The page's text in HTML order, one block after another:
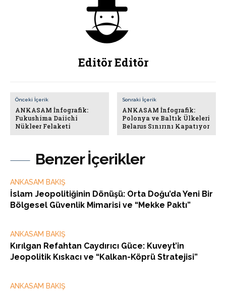
Benzer İçerikler
ANKASAM BAKIŞ
İslam Jeopolitiğinin Dönüşü: Orta Doğu’da Yeni Bir
Bölgesel Güvenlik Mimarisi ve “Mekke Paktı”
ANKASAM BAKIŞ
Kırılgan Refahtan Caydırıcı Güce: Kuveyt’in
Jeopolitik Kıskacı ve “Kalkan-Köprü Stratejisi”
ANKASAM BAKIŞ
Editör Editör
Önceki İçerik
ANKASAM İnfografik:
Fukushima Daiichi
Nükleer Felaketi
Sonraki İçerik
ANKASAM İnfografik:
Polonya ve Baltık Ülkeleri
Belarus Sınırını Kapatıyor